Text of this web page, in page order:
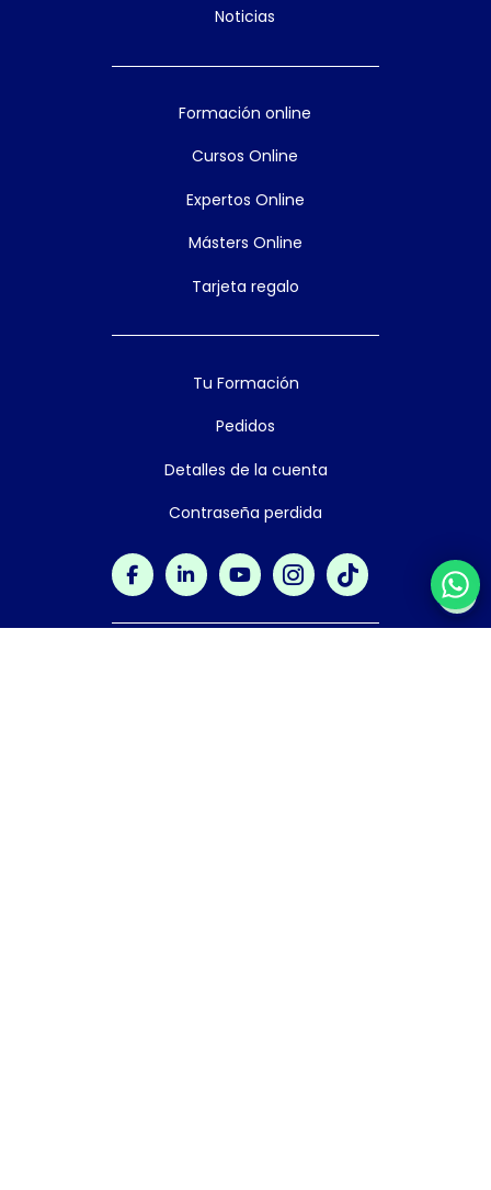
Noticias
Formación online
Cursos Online
Expertos Online
Másters Online
Tarjeta regalo
Tu Formación
Pedidos
Detalles de la cuenta
Contraseña perdida